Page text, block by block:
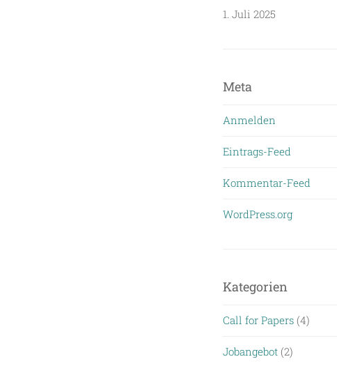
1. Juli 2025
Meta
Anmelden
Eintrags-Feed
Kommentar-Feed
WordPress.org
Kategorien
Call for Papers (4)
Jobangebot (2)